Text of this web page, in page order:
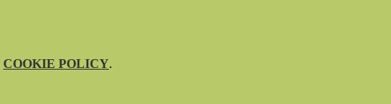
COOKIE POLICY.